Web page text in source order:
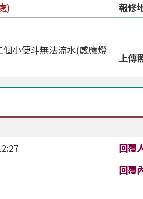
)
報修
小便斗無法流水(感應燈
上傳
回覆
回覆